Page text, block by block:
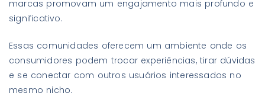
marcas promovam um engajamento mais profundo e
significativo.
Essas comunidades oferecem um ambiente onde os
consumidores podem trocar experiências, tirar dúvidas
e se conectar com outros usuários interessados no
mesmo nicho.